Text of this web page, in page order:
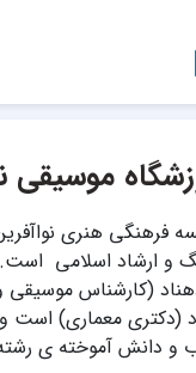
موسیقی
فرهنگی هنری
و ارشاد اسلامی است.
(کارشناس
(دکتری معماری) است و
و دانش آموخته ی